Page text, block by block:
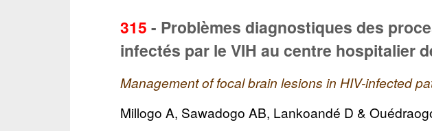
315 - Problèmes diagnostiques des
infectés par le VIH au centre hospitalier
Management of focal brain lesions in HIV-infected
Millogo A, Sawadogo AB, Lankoandé D &